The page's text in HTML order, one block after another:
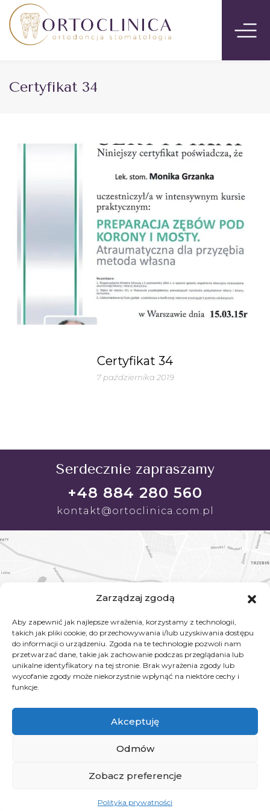
Zarządzaj zgodą
Aby zapewnić jak najlepsze wrażenia, korzystamy z technologii,
takich jak pliki cookie, do przechowywania i/lub uzyskiwania dostępu
do informacji o urządzeniu. Zgoda na te technologie pozwoli nam
przetwarzać dane, takie jak zachowanie podczas przeglądania lub
unikalne identyfikatory na tej stronie. Brak wyrażenia zgody lub
wycofanie zgody może niekorzystnie wpłynąć na niektóre cechy i
funkcje.
Akceptuję
Odmów
Zobacz preferencje
Polityka prywatności
Certyfikat 34
Certyfikat 34
7 października 2019
Serdecznie zapraszamy
+48 884 280 560
kontakt@ortoclinica.com.pl
Design